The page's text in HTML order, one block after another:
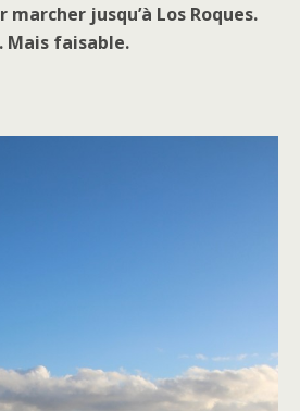
marcher jusqu’à Los Roques.
Mais faisable.